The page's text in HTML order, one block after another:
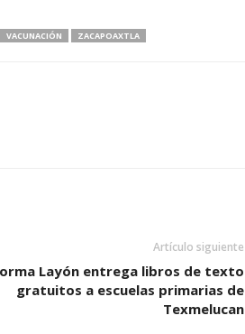
VACUNACIÓN ZACAPOAXTLA
Artículo siguiente
Layón entrega libros de texto
gratuitos a escuelas primarias de
Texmelucan